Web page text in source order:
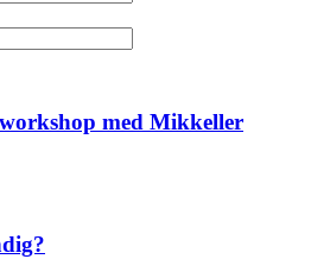
med Mikkeller